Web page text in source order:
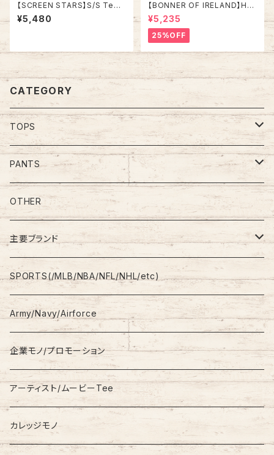
【SCREEN STARS】S/S Tee
L 80s Made in USA “DUTC
H COUNTRY” vintage スク
ア ヴィンテージ シングルステッ
チ アメリカ USA レトロ 古着
¥5,480
【BONNER OF IRELAND】Han
d Knit L相当 Made in IRELA
ND “EURO LINE” デザインニ
ット 総柄ニット ノルディック柄
ハンドニット セーター ウール ア
イルランド製 ユーロライン ヨー
ロッパ 古着
¥5,235
25%OFF
CATEGORY
TOPS
Tee
S/L Tee
Polo Shirt
Shirt
L/S
S/S
Sweatshirt
Hoodie
Fleece
Knit/Sweater
Jacket
PANTS
Jeans/Denim
Work Pants
Shorts
OTHER
主要ブランド
adidas
Champion
Carhartt
Columbia
NAUTICA
SPORTS(/MLB/NBA/NFL/NHL/etc)
Army/Navy/Airforce
企業モノ/プロモーション
アーティスト/ムービーTee
カレッジモノ